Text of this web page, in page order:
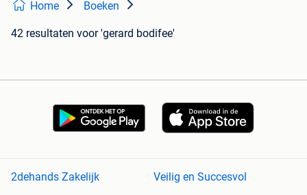
Home Boeken
42 resultaten voor 'gerard bodifee'
2dehands Zakelijk
Veilig en Succesvol